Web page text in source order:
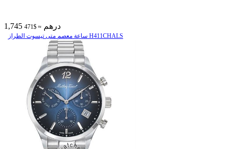
1,745 درهم ≈ $471
ساعة معصم متی تیسوت الطراز H411CHALS